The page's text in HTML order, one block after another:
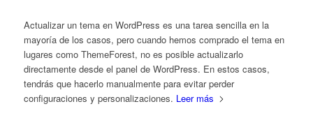
Actualizar un tema en WordPress es una tarea sencilla en la
mayoría de los casos, pero cuando hemos comprado el tema en
lugares como ThemeForest, no es posible actualizarlo
directamente desde el panel de WordPress. En estos casos,
tendrás que hacerlo manualmente para evitar perder
configuraciones y personalizaciones. Leer más